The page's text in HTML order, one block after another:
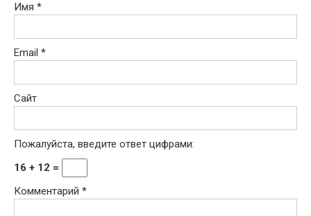
Имя *
Email *
Сайт
Пожалуйста, введите ответ цифрами:
16 + 12 =
Комментарий *